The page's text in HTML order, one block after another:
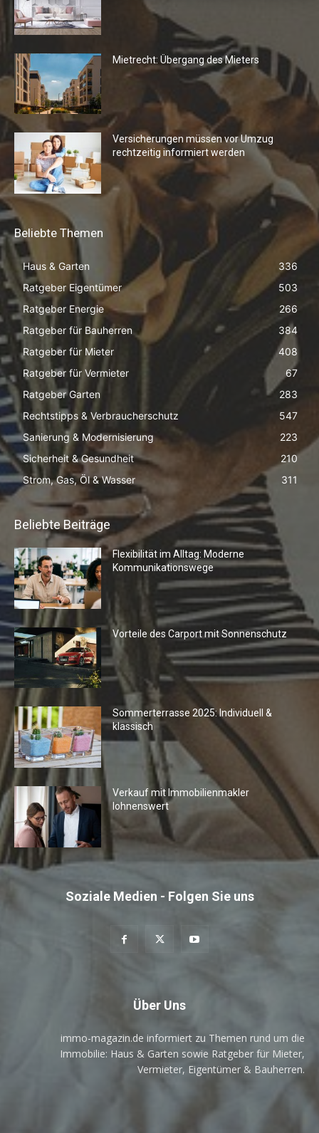
Mietrecht: Übergang des Mieters
Versicherungen müssen vor Umzug
rechtzeitig informiert werden
Beliebte Themen
Haus & Garten
336
Ratgeber Eigentümer
503
Ratgeber Energie
266
Ratgeber für Bauherren
384
Ratgeber für Mieter
408
Ratgeber für Vermieter
67
Ratgeber Garten
283
Rechtstipps & Verbraucherschutz
547
Sanierung & Modernisierung
223
Sicherheit & Gesundheit
210
Strom, Gas, Öl & Wasser
311
Beliebte Beiträge
Flexibilität im Alltag: Moderne
Kommunikationswege
Vorteile des Carport mit Sonnenschutz
Sommerterrasse 2025: Individuell &
klassisch
Verkauf mit Immobilienmakler
lohnenswert
Soziale Medien - Folgen Sie uns
Über Uns
immo-magazin.de informiert zu Themen rund um die
Immobilie: Haus & Garten sowie Ratgeber für Mieter,
Vermieter, Eigentümer & Bauherren.